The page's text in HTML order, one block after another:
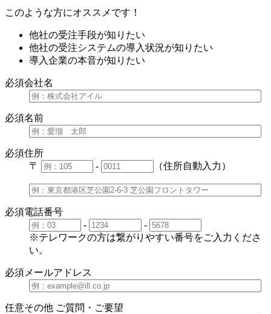
このような方にオススメです！
他社の受注手段が知りたい
他社の受注システムの導入状況が知りたい
導入企業の本音が知りたい
必須会社名
必須名前
必須住所
〒
- （住所自動入力）
必須電話番号
-
-
※テレワークの方は繋がりやすい番号をご入力くださ
い。
必須 メールアドレス
任意その他 ご質問・ご要望